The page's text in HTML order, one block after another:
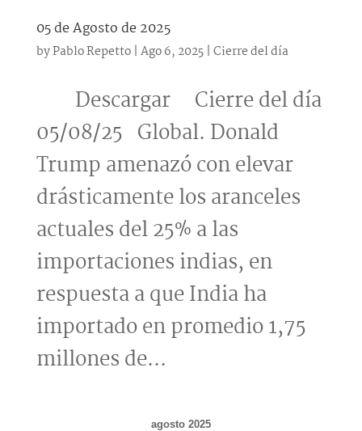
05 de Agosto de 2025
byPablo Repetto| Ago 6, 2025| Cierre del día
Descargar Cierre del día
05/08/25 Global. Donald
Trump amenazó con elevar
drásticamente los aranceles
actuales del 25% a las
importaciones indias, en
respuesta a que India ha
importado en promedio 1,75
millones de...
agosto 2025